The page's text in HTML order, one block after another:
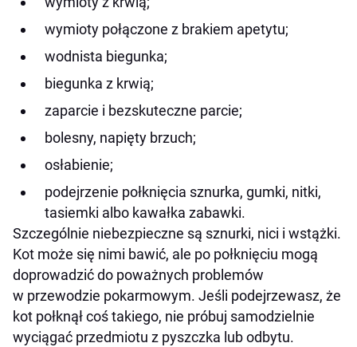
wymioty połączone z brakiem apetytu;
wodnista biegunka;
biegunka z krwią;
zaparcie i bezskuteczne parcie;
bolesny, napięty brzuch;
osłabienie;
podejrzenie połknięcia sznurka, gumki, nitki,
tasiemki albo kawałka zabawki.
Szczególnie niebezpieczne są sznurki, nici i wstążki.
Kot może się nimi bawić, ale po połknięciu mogą
doprowadzić do poważnych problemów
w przewodzie pokarmowym. Jeśli podejrzewasz, że
kot połknął coś takiego, nie próbuj samodzielnie
wyciągać przedmiotu z pyszczka lub odbytu.